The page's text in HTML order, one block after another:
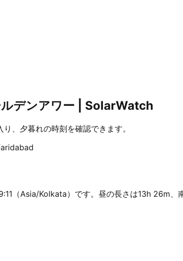
デンアワー | SolarWatch
、夕暮れの時刻を確認できます。
（Asia/Kolkata）です。昼の長さは13h 26m、